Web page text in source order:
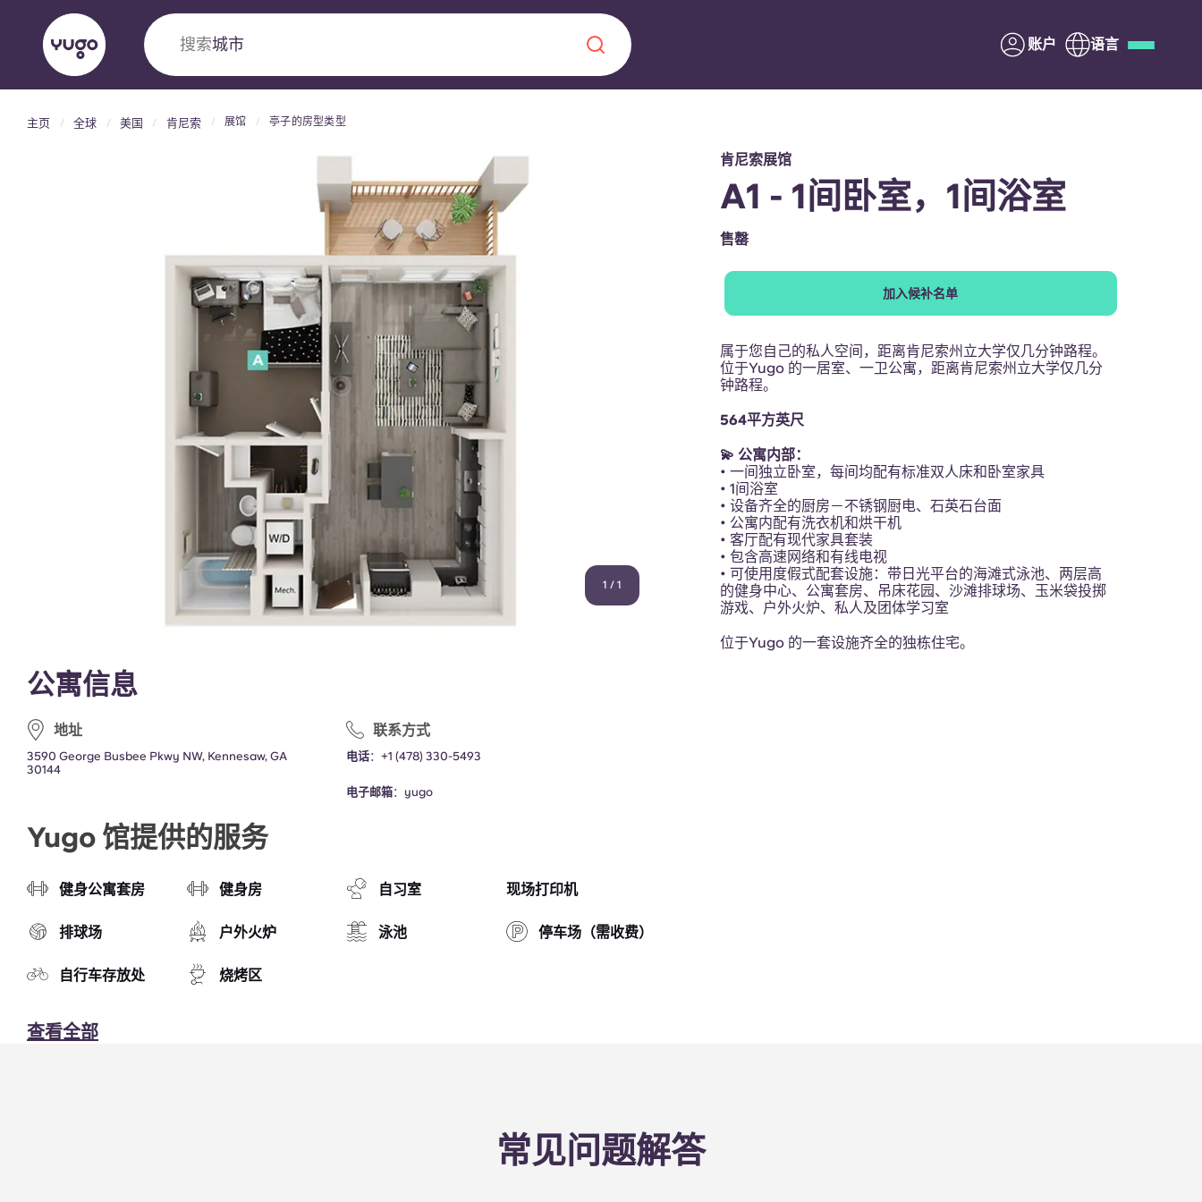
搜索国家 账户 语言
Yugo VCARB：引领公寓新时代
Yugo与VCARB的开创性合作，激发创新精神，点燃雄心壮志，缔造难
关于我们 与Yugo合作
常见问题解答 家长须知
联系我们
English (GB)
主页 全球 美国 肯尼索 展馆 亭子的房型类型
1 / 1
公寓信息
地址
3590 George Busbee Pkwy NW, Kennesaw, GA
30144
联系方式
电话：+1 (478) 330-5493
电子邮箱： yugo
Yugo 馆提供的服务
健身公寓套房 健身房 自习室 现场打印机
排球场 户外火炉 泳池 停车场（需收费）
自行车存放处 烧烤区
查看全部
肯尼索展馆
A1 - 1间卧室，1间浴室
售罄
加入候补名单
属于您自己的私人空间，距离肯尼索州立大学仅几分钟路程。
位于Yugo 的一居室、一卫公寓，距离肯尼索州立大学仅几分
钟路程。
564平方英尺
💫 公寓内部：
• 一间独立卧室，每间均配有标准双人床和卧室家具
• 1间浴室
• 设备齐全的厨房－不锈钢厨电、石英石台面
• 公寓内配有洗衣机和烘干机
• 客厅配有现代家具套装
• 包含高速网络和有线电视
• 可使用度假式配套设施：带日光平台的海滩式泳池、两层高
的健身中心、公寓套房、吊床花园、沙滩排球场、玉米袋投掷
游戏、户外火炉、私人及团体学习室
位于Yugo 的一套设施齐全的独栋住宅。
常见问题解答